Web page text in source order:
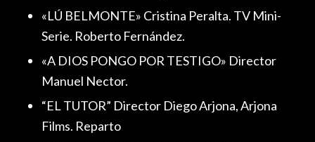
«LÚ BELMONTE» Cristina Peralta. TV Mini-
Serie. Roberto Fernández.
«A DIOS PONGO POR TESTIGO» Director
Manuel Nector.
“EL TUTOR” Director Diego Arjona, Arjona
Films. Reparto